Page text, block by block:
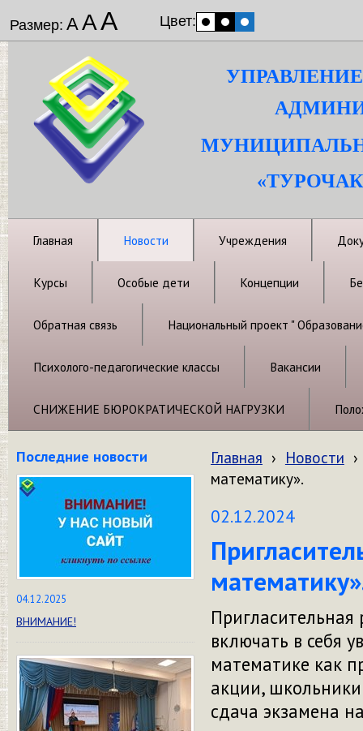
Размер: ААА Цвет:
Главная Новости Учреждения
Курсы Особые дети Концепции
Обратная связь Национальный проект "
Психолого-педагогические классы Вакансии
СНИЖЕНИЕ БЮРОКРАТИЧЕСКОЙ НАГРУЗКИ
Последние новости
04.12.2025
ВНИМАНИЕ!
Главная › Новости ›
математику».
02.12.2024
включать в себя
математике как
акции,
сдача экзамена